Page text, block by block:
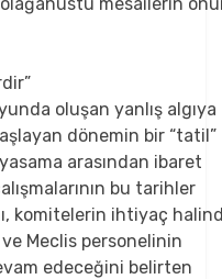
oluşan yanlış algıya
dönemin bir “tatil”
arasından ibaret
bu tarihler
komitelerin ihtiyaç
Meclis personelinin
edeceğini belirten